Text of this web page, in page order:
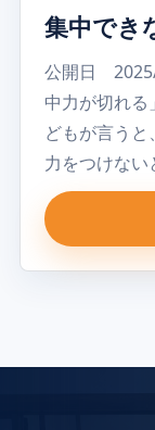
集中でき
公開日
中力が切れ
どもが言う
力をつけな